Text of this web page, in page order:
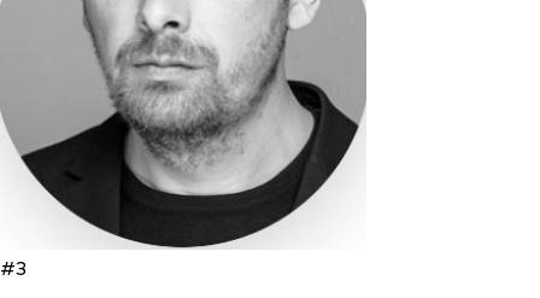
#3